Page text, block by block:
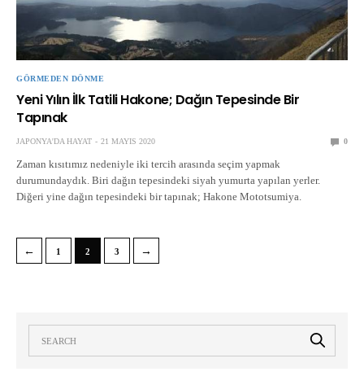
GÖRMEDEN DÖNME
Yeni Yılın İlk Tatili Hakone; Dağın Tepesinde Bir
Tapınak
JAPONYA'DA HAYAT 21 MAYIS 2020 0
Zaman kısıtımız nedeniyle iki tercih arasında seçim yapmak
durumundaydık. Biri dağın tepesindeki siyah yumurta yapılan yerler.
Diğeri yine dağın tepesindeki bir tapınak; Hakone Mototsumiya.
← 1 2 3 →